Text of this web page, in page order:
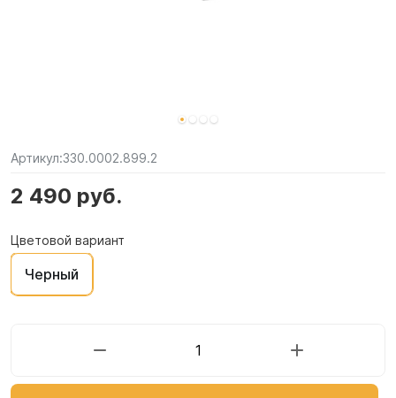
Артикул:330.0002.899.2
2 490 руб.
Цветовой вариант
Черный